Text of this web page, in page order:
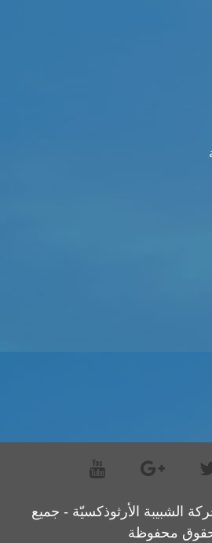
- 2019 - حركة الشبيبة الأرثوذكسيّة - جميع
محفوظة